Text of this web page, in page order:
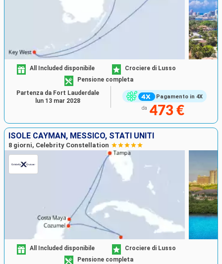
Pagamento in 4X
All Included disponibile
Crociere di Lusso
Pensione completa
da 473 €
Partenza da Fort Lauderdale
lun 13 mar 2028
ISOLE CAYMAN, MESSICO, STATI UNITI
8 giorni, Celebrity Constellation
All Included disponibile
Crociere di Lusso
Pensione completa